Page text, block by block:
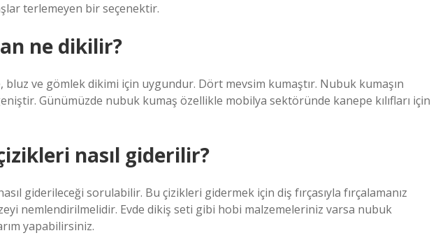
terlemeyen bir seçenektir.
ne dikilir?
bluz ve gömlek dikimi için uygundur. Dört mevsim kumaştır. Nubuk kumaşın
Günümüzde nubuk kumaş özellikle mobilya sektöründe kanepe kılıfları için
nasıl giderilir?
giderileceği sorulabilir. Bu çizikleri gidermek için diş fırçasıyla fırçalamanız
nemlendirilmelidir. Evde dikiş seti gibi hobi malzemeleriniz varsa nubuk
yapabilirsiniz.